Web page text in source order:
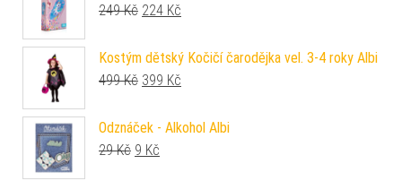
249Kč Původní cena byla: 249 Kč.
224 Kč
Kostým dětský Kočičí čarodějka vel. 3-4 roky Albi
499Kč Původní cena byla: 499 Kč.
399 Kč
Odznáček - Alkohol Albi
29Kč Původní cena byla: 29 Kč.
9 Kč